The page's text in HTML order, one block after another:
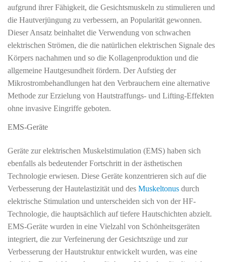
aufgrund ihrer Fähigkeit, die Gesichtsmuskeln zu stimulieren und
die Hautverjüngung zu verbessern, an Popularität gewonnen.
Dieser Ansatz beinhaltet die Verwendung von schwachen
elektrischen Strömen, die die natürlichen elektrischen Signale des
Körpers nachahmen und so die Kollagenproduktion und die
allgemeine Hautgesundheit fördern. Der Aufstieg der
Mikrostrombehandlungen hat den Verbrauchern eine alternative
Methode zur Erzielung von Hautstraffungs- und Lifting-Effekten
ohne invasive Eingriffe geboten.
EMS-Geräte
Geräte zur elektrischen Muskelstimulation (EMS) haben sich
ebenfalls als bedeutender Fortschritt in der ästhetischen
Technologie erwiesen. Diese Geräte konzentrieren sich auf die
Verbesserung der Hautelastizität und des Muskeltonus durch
elektrische Stimulation und unterscheiden sich von der HF-
Technologie, die hauptsächlich auf tiefere Hautschichten abzielt.
EMS-Geräte wurden in eine Vielzahl von Schönheitsgeräten
integriert, die zur Verfeinerung der Gesichtszüge und zur
Verbesserung der Hautstruktur entwickelt wurden, was eine